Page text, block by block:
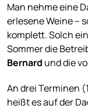
Man nehme eine
erlesene Weine –
komplett. Solch
Sommer die
Bernard und die
An drei Terminen
heißt es auf der